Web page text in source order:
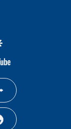
google
youtube-